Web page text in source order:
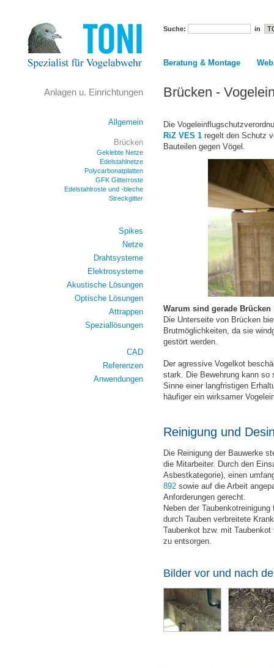
Suche: in
Beratung & Montage
Brücken -
Die
RiZ VES 1 regelt den Schutz
Bauteilen gegen Vögel.
Warum sind gerade Brücken
Die Unterseite von Brücken
Brutmöglichkeiten, da sie
gestört werden.
Der agressive Vogelkot
stark. Die Bewehrung kann so
Sinne einer langfristigen
häufiger ein wirksamer
Reinigung und
Die Reinigung der Bauwerke
die Mitarbeiter. Durch den
Asbestkategorie), einen
892sowie auf die Arbeit
Anforderungen gerecht.
Neben der
durch Tauben verbreitete
Taubenkot bzw. mit
zu entsorgen.
Bilder vor und nach
Anlagen u. Einrichtungen
Allgemein
Brücken
Geklebte Netze
Edelstahlnetze
Polycarbonatplatten
GFK Gitterroste
Edelstahlroste und -bleche
Streckgitter
Spikes
Netze
Drahtsysteme
Elektrosysteme
Akustische Lösungen
Optische Lösungen
Attrappen
Speziallösungen
CAD
Referenzen
Anwendungen